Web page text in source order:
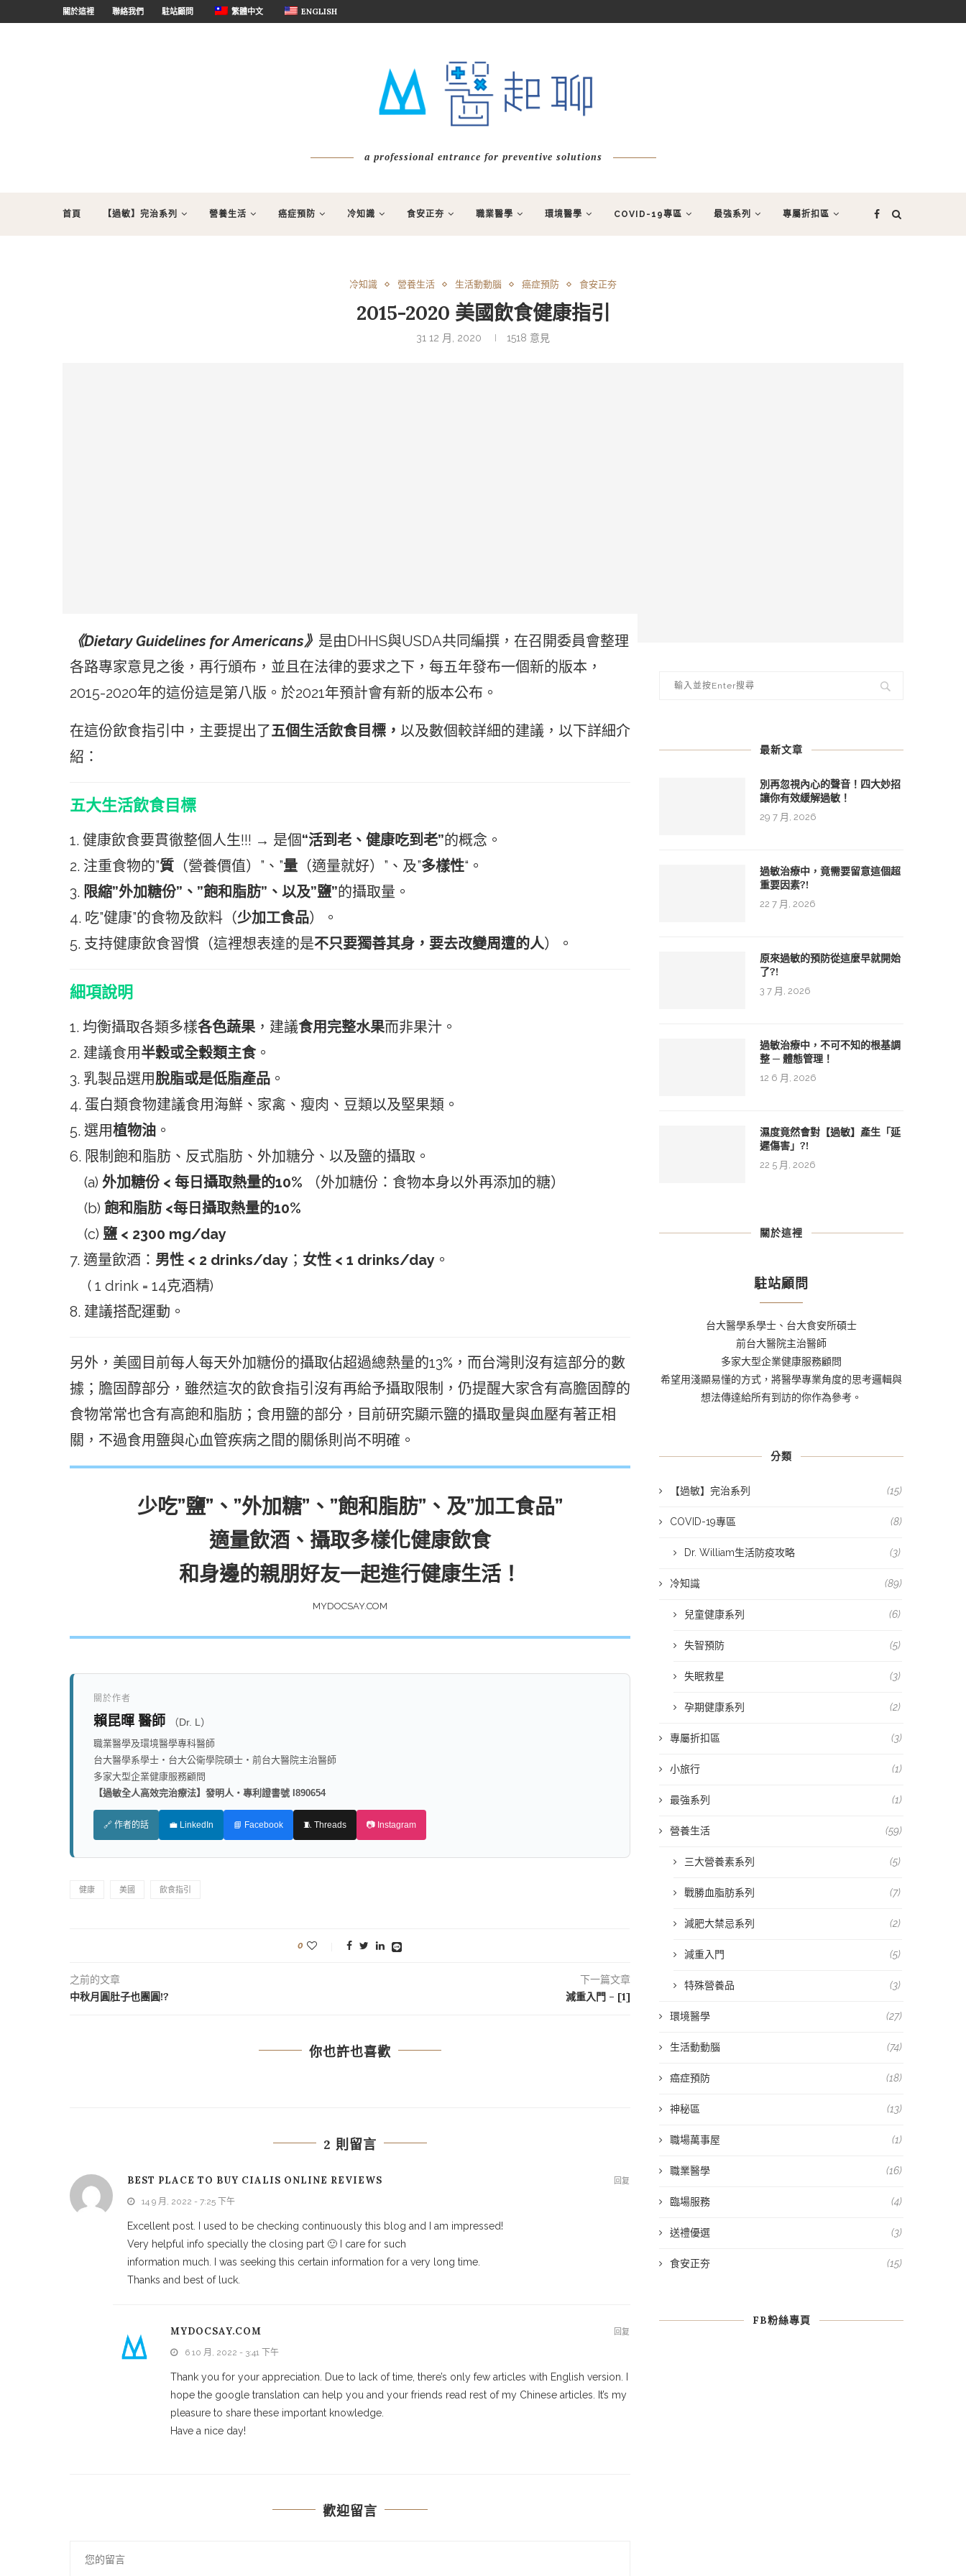
關於這裡 聯絡我們 駐站顧問 繁體中文 ENGLISH
a professional entrance for preventive solutions
首頁 【過敏】完治系列 營養生活 癌症預防 冷知識 食安正夯 職業醫學 環境醫學 COVID-19專區 最強系列 專屬折扣區
冷知識 營養生活 生活動動腦 癌症預防 食安正夯
2015-2020 美國飲食健康指引
31 12 月, 2020 1518 意見
《Dietary Guidelines for Americans》 是由DHHS與USDA共同編撰，在召開委員會整理
各路專家意見之後，再行頒布，並且在法律的要求之下，每五年發布一個新的版本，
2015-2020年的這份這是第八版。於2021年預計會有新的版本公布。
在這份飲食指引中，主要提出了五個生活飲食目標， 以及數個較詳細的建議，以下詳細介
紹：
五大生活飲食目標
1. 健康飲食要貫徹整個人生!!! → 是個“活到老、健康吃到老”的概念。
2. 注重食物的”質 （營養價值）”、”量 （適量就好）”、及”多樣性“。
3. 限縮”外加糖份”、”飽和脂肪”、以及”鹽”的攝取量。
4. 吃”健康”的食物及飲料（少加工食品）。
5. 支持健康飲食習慣（這裡想表達的是不只要獨善其身，要去改變周遭的人）。
細項說明
1. 均衡攝取各類多樣各色蔬果 ，建議食用完整水果而非果汁。
2. 建議食用半穀或全穀類主食。
3. 乳製品選用脫脂或是低脂產品 。
4. 蛋白類食物建議食用海鮮、家禽、瘦肉、豆類以及堅果類。
5. 選用植物油 。
6. 限制飽和脂肪、反式脂肪、外加糖分、以及鹽的攝取。
(a) 外加糖份 < 每日攝取熱量的10%
（外加糖份：食物本身以外再添加的糖）
(b) 飽和脂肪 <每日攝取熱量的10%
(c) 鹽 < 2300 mg/day
7. 適量飲酒： 男性 < 2 drinks/day ； 女性 < 1 drinks/day 。
( 1 drink = 14克酒精)
8. 建議搭配運動。
另外，美國目前每人每天外加糖份的攝取佔超過總熱量的13%，而台灣則沒有這部分的數
據；膽固醇部分，雖然這次的飲食指引沒有再給予攝取限制，仍提醒大家含有高膽固醇的
食物常常也含有高飽和脂肪；食用鹽的部分，目前研究顯示鹽的攝取量與血壓有著正相
關，不過食用鹽與心血管疾病之間的關係則尚不明確。
少吃”鹽”、”外加糖”、”飽和脂肪”、及”加工食品”
適量飲酒、攝取多樣化健康飲食
和身邊的親朋好友一起進行健康生活！
MYDOCSAY.COM
關於作者
賴昆暉 醫師 （Dr. L）
職業醫學及環境醫學專科醫師
台大醫學系學士・台大公衛學院碩士・前台大醫院主治醫師
多家大型企業健康服務顧問
【過敏全人高效完治療法】發明人・專利證書號 I890654
🔗 作者的話 💼 LinkedIn 📘 Facebook 🧵 Threads 📷 Instagram
健康 美國 飲食指引
0
之前的文章
中秋月圓肚子也團圓!?
下一篇文章
減重入門 – [1]
你也許也喜歡
2 則留言
BEST PLACE TO BUY CIALIS ONLINE REVIEWS
14 9 月, 2022 - 7:25 下午
Excellent post. I used to be checking continuously this blog and I am impressed!
Very helpful info specially the closing part 🙂 I care for such
information much. I was seeking this certain information for a very long time.
Thanks and best of luck.
回复
MYDOCSAY.COM
6 10 月, 2022 - 3:41 下午
Thank you for your appreciation. Due to lack of time, there’s only few articles with English version. I
hope the google translation can help you and your friends read rest of my Chinese articles. It’s my
pleasure to share these important knowledge.
Have a nice day!
回复
歡迎留言
最新文章
別再忽視內心的聲音！四大妙招
讓你有效緩解過敏！
29 7 月, 2026
過敏治療中，竟需要留意這個超
重要因素?!
22 7 月, 2026
原來過敏的預防從這麼早就開始
了?!
3 7 月, 2026
過敏治療中，不可不知的根基調
整 ─ 體態管理！
12 6 月, 2026
濕度竟然會對【過敏】產生「延
遲傷害」?!
22 5 月, 2026
關於這裡
駐站顧問
台大醫學系學士、台大食安所碩士
前台大醫院主治醫師
多家大型企業健康服務顧問
希望用淺顯易懂的方式，將醫學專業角度的思考邏輯與
想法傳達給所有到訪的你作為參考。
分類
【過敏】完治系列 (15)
COVID-19專區 (8)
Dr. William生活防疫攻略 (3)
冷知識 (89)
兒童健康系列 (6)
失智預防 (5)
失眠救星 (3)
孕期健康系列 (2)
專屬折扣區 (3)
小旅行 (1)
最強系列 (1)
營養生活 (59)
三大營養素系列 (5)
戰勝血脂肪系列 (7)
減肥大禁忌系列 (2)
減重入門 (5)
特殊營養品 (3)
環境醫學 (27)
生活動動腦 (74)
癌症預防 (18)
神秘區 (13)
職場萬事屋 (1)
職業醫學 (16)
臨場服務 (4)
送禮優選 (3)
食安正夯 (15)
FB粉絲專頁